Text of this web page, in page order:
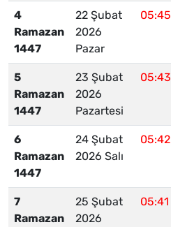
4
Ramazan
1447
22 Şubat
2026
Pazar
05:45
5
Ramazan
1447
23 Şubat
2026
Pazartesi
05:43
6
Ramazan
1447
24 Şubat
2026 Salı
05:42
7
Ramazan
25 Şubat
2026
05:41